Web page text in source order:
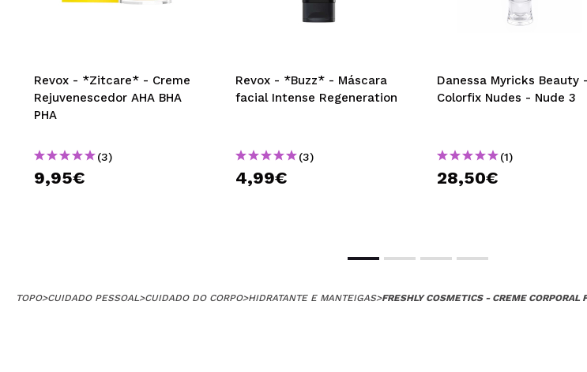
Revox - *Zitcare* - Creme
Rejuvenescedor AHA BHA
PHA
(3)
9,95€
Revox - *Buzz* - Máscara
facial Intense Regeneration
(3)
4,99€
Danessa Myricks Beauty -
Colorfix Nudes - Nude 3
(1)
28,50€
TOPO>CUIDADO PESSOAL>CUIDADO DO CORPO>HIDRATANTE E MANTEIGAS>FRESHLY COSMETICS - CREME CORPORAL